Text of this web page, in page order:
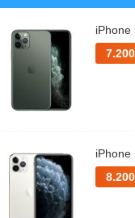
iPhone
iPhone